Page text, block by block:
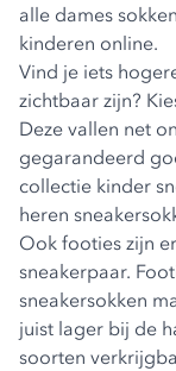
alle dames sokken
kinderen online.
Vind je iets
zichtbaar zijn?
Deze vallen net
gegarandeerd
collectie kinder
heren
Ook footies zijn
sneakerpaar.
sneakersokken
juist lager bij de
soorten